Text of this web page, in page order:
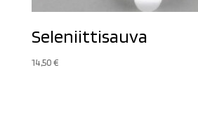
Seleniittisauva
14,50€